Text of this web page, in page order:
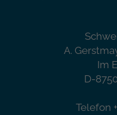
A.
Im
D-
Telefon